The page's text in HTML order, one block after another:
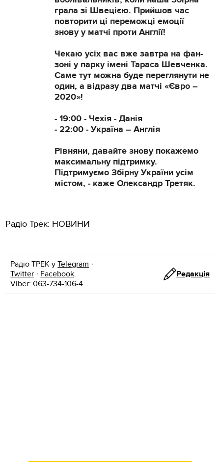
грала зі Швецією. Прийшов час
повторити ці переможці емоції
знову у матчі проти Англії!
Чекаю усіх вас вже завтра на фан-
зоні у парку імені Тараса Шевченка.
Саме тут можна буде переглянути не
один, а відразу два матчі «Євро –
2020»!
- 19:00 - Чехія - Данія
- 22:00 - Україна – Англія
Рівняни, давайте знову покажемо
максимальну підтримку.
Підтримуємо Збірну України усім
містом, - каже Олександр Третяк.
Радіо Трек: НОВИНИ
Радіо ТРЕК уTelegram ·
Twitter · Facebook.
Viber: 063-734-106-4
Редакція